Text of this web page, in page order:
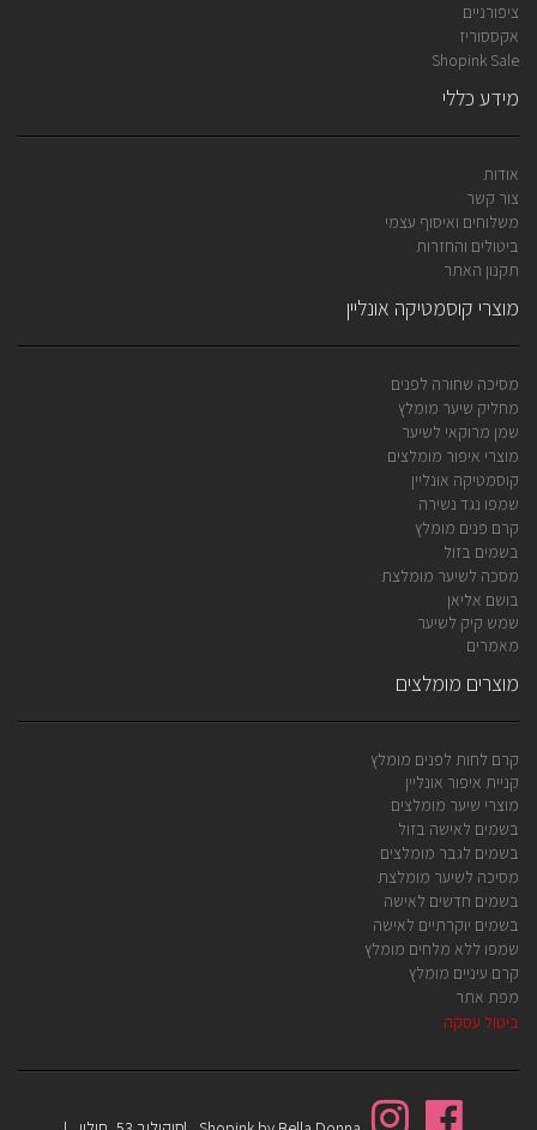
ציפורניים
אקססוריז
Shopink Sale
מידע כללי
אודות
צור קשר
משלוחים ואיסוף עצמי
ביטולים והחזרות
תקנון האתר
מוצרי קוסמטיקה אונליין
מסיכה שחורה לפנים
מחליק שיער מומלץ
שמן מרוקאי לשיער
מוצרי איפור מומלצים
קוסמטיקה אונליין
שמפו נגד נשירה
קרם פנים מומלץ
בשמים בזול
מסכה לשיער מומלצת
בושם אליאן
שמש קיק לשיער
מאמרים
מוצרים מומלצים
קרם לחות לפנים מומלץ
קניית איפור אונליין
מוצרי שיער מומלצים
בשמים לאישה בזול
בשמים לגבר מומלצים
מסיכה לשיער מומלצת
בשמים חדשים לאישה
בשמים יוקרתיים לאישה
שמפו ללא מלחים מומלץ
קרם עיניים מומלץ
מפת אתר
ביטול עסקה